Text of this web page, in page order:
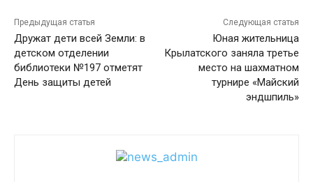
Предыдущая статья
Дружат дети всей Земли: в
детском отделении
библиотеки №197 отметят
День защиты детей
Следующая статья
Юная жительница
Крылатского заняла третье
место на шахматном
турнире «Майский
эндшпиль»